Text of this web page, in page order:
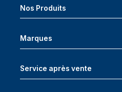
Nos Produits
Marques
Service après vente